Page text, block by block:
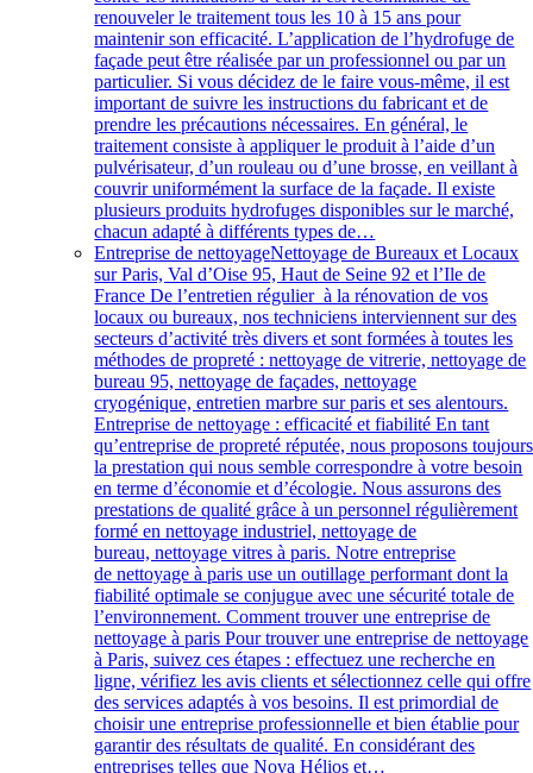
renouveler le traitement tous les 10 à 15 ans pour
maintenir son efficacité. L’application de l’hydrofuge de
façade peut être réalisée par un professionnel ou par un
particulier. Si vous décidez de le faire vous-même, il est
important de suivre les instructions du fabricant et de
prendre les précautions nécessaires. En général, le
traitement consiste à appliquer le produit à l’aide d’un
pulvérisateur, d’un rouleau ou d’une brosse, en veillant à
couvrir uniformément la surface de la façade. Il existe
plusieurs produits hydrofuges disponibles sur le marché,
chacun adapté à différents types de…
Entreprise de nettoyageNettoyage de Bureaux et Locaux
sur Paris, Val d’Oise 95, Haut de Seine 92 et l’Ile de
France De l’entretien régulier à la rénovation de vos
locaux ou bureaux, nos techniciens interviennent sur des
secteurs d’activité très divers et sont formées à toutes les
méthodes de propreté : nettoyage de vitrerie, nettoyage de
bureau 95, nettoyage de façades, nettoyage
cryogénique, entretien marbre sur paris et ses alentours.
Entreprise de nettoyage : efficacité et fiabilité En tant
qu’entreprise de propreté réputée, nous proposons toujours
la prestation qui nous semble correspondre à votre besoin
en terme d’économie et d’écologie. Nous assurons des
prestations de qualité grâce à un personnel régulièrement
formé en nettoyage industriel, nettoyage de
bureau, nettoyage vitres à paris. Notre entreprise
de nettoyage à paris use un outillage performant dont la
fiabilité optimale se conjugue avec une sécurité totale de
l’environnement. Comment trouver une entreprise de
nettoyage à paris Pour trouver une entreprise de nettoyage
à Paris, suivez ces étapes : effectuez une recherche en
ligne, vérifiez les avis clients et sélectionnez celle qui offre
des services adaptés à vos besoins. Il est primordial de
choisir une entreprise professionnelle et bien établie pour
garantir des résultats de qualité. En considérant des
entreprises telles que Nova Hélios et…